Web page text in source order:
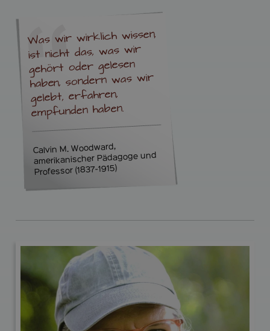
Was wir wirklich wissen,
ist nicht das, was wir
gehört oder gelesen
haben, sondern was wir
gelebt, erfahren,
empfunden haben.
Calvin M. Woodward,
amerikanischer Pädagoge und
Professor (1837-1915)